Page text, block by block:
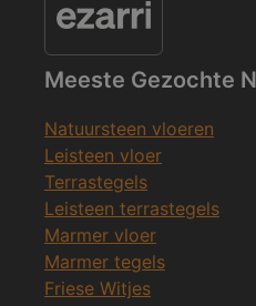
Meeste Gezochte
Natuursteen vloeren
Leisteen vloer
Terrastegels
Leisteen terrastegels
Marmer vloer
Marmer tegels
Friese Witjes